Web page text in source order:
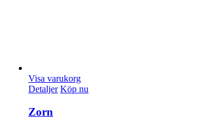
Visa varukorg
Detaljer Köp nu
Zorn